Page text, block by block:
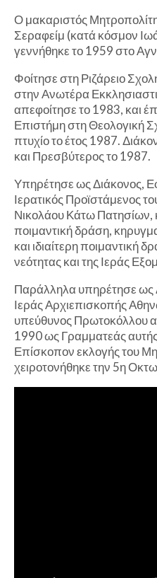
Ο μακαριστός
Σεραφείμ (κατά κόσμον
γεννήθηκε το 1959 στο
Φοίτησε στη Ριζάρειο
στην Ανωτέρα
απεφοίτησε το 1983, και
Επιστήμη στη Θεολογική
πτυχίο το έτος 1987.
και Πρεσβύτερος το 1987.
Υπηρέτησε ως Διάκονος,
Ιερατικός Προϊστάμενος
Νικολάου Κάτω Πατησίων,
ποιμαντική δράση,
και ιδιαίτερη ποιμαντική
νεότητας και της Ιεράς
Παράλληλα υπηρέτησε ως
Ιεράς Αρχιεπισκοπής
υπεύθυνος Πρωτοκόλλου
1990 ως Γραμματεάς αυτής
Επίσκοπον εκλογής του
χειροτονήθηκε την 5η